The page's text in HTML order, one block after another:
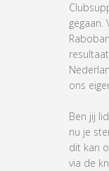
gegaan.
ons
Ben jij
nu je
dit kan
via de